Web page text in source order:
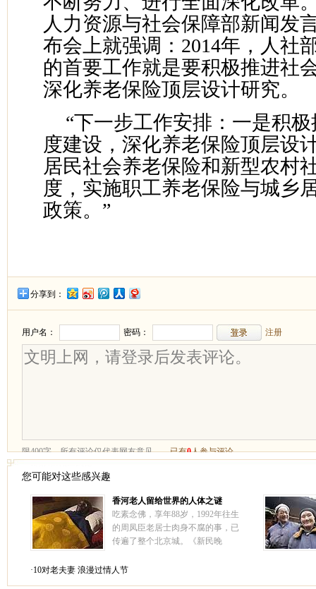
人力资源与社会保障部新闻发
布会上就强调：2014年，人社
的首要工作就是要积极推进社
深化养老保险顶层设计研究。
“下一步工作安排：一是积
度建设，深化养老保险顶层设
居民社会养老保险和新型农村
度，实施职工养老保险与城乡
政策。”
分享到：
您可能对这些感兴趣
香河老人留给世界的人体之谜
吃素念佛，享年88岁，1992年往生
的周凤臣老居士肉身不腐的事，已
传遍了整个北京城。《新民晚
报》海外版等传媒均对此作了报
·10对老夫妻 浪漫过情人节